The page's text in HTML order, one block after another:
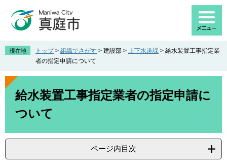
先
。
を
て
現在地 トップ > 組織でさがす > 建設部 > 上下水道課 > 給水装置工事指定業
者の指定申請について
本
給水装置工事指定業者の指定申請に
ついて
ページ内目次